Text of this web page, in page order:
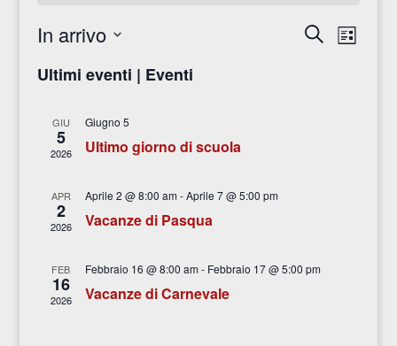
Eventi
Ricerca
Cerca
Viste
Lista
In arrivo
la
Ultimi eventi | Eventi
GIU
5
2026
Giugno 5
Ultimo giorno di scuola
APR
2
2026
Aprile 2 @ 8:00 am -Aprile 7 @ 5:00 pm
Vacanze di Pasqua
FEB
16
2026
Febbraio 16 @ 8:00 am - Febbraio 17 @ 5:00 pm
Vacanze di Carnevale